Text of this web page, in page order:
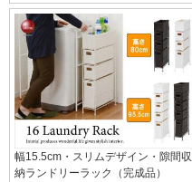
幅15.5cm・スリムデザイン・隙間収
納ランドリーラック（完成品）